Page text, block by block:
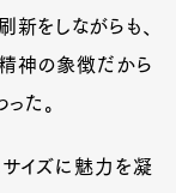
をしながらも、
精神の象徴だから
た。
サイズに魅力を凝